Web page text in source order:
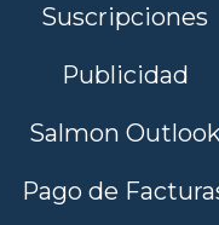
Suscripciones
Publicidad
Salmon Outlook
Pago de